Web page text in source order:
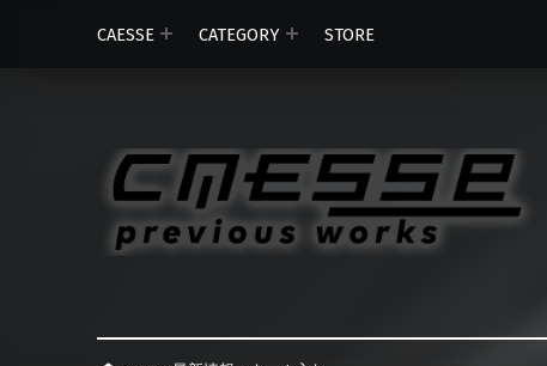
CAESSE
CATEGORY STORE